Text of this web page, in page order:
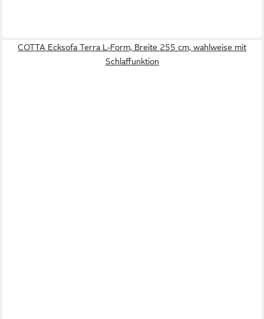
COTTA Ecksofa Terra L-Form, Breite 255 cm, wahlweise mit
Schlaffunktion